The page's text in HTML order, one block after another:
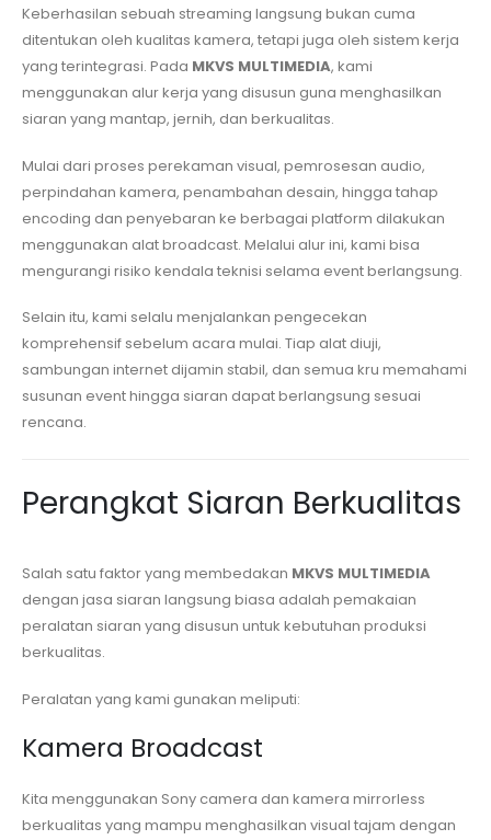
Keberhasilan sebuah streaming langsung bukan cuma
ditentukan oleh kualitas kamera, tetapi juga oleh sistem kerja
yang terintegrasi. Pada MKVS MULTIMEDIA, kami
menggunakan alur kerja yang disusun guna menghasilkan
siaran yang mantap, jernih, dan berkualitas.
Mulai dari proses perekaman visual, pemrosesan audio,
perpindahan kamera, penambahan desain, hingga tahap
encoding dan penyebaran ke berbagai platform dilakukan
menggunakan alat broadcast. Melalui alur ini, kami bisa
mengurangi risiko kendala teknisi selama event berlangsung.
Selain itu, kami selalu menjalankan pengecekan
komprehensif sebelum acara mulai. Tiap alat diuji,
sambungan internet dijamin stabil, dan semua kru memahami
susunan event hingga siaran dapat berlangsung sesuai
rencana.
Perangkat Siaran Berkualitas
Salah satu faktor yang membedakan MKVS MULTIMEDIA
dengan jasa siaran langsung biasa adalah pemakaian
peralatan siaran yang disusun untuk kebutuhan produksi
berkualitas.
Peralatan yang kami gunakan meliputi:
Kamera Broadcast
Kita menggunakan Sony camera dan kamera mirrorless
berkualitas yang mampu menghasilkan visual tajam dengan